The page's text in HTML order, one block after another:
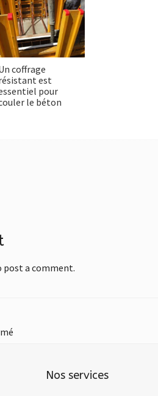
coffrage
est
pour
le béton
post a comment.
Nos services